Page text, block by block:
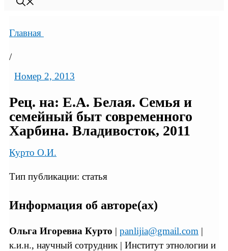
Главная
/
Номер 2, 2013
Рец. на: Е.А. Белая. Семья и
семейный быт современного
Харбина. Владивосток, 2011
Курто О.И.
Тип публикации: статья
Информация об авторе(ах)
Ольга Игоревна Курто | panlijia@gmail.com |
к.и.н., научный сотрудник | Институт этнологии и